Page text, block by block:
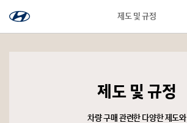
제도 및 규정
제도 및 규정
차량 구매 관련한 다양한 제도와